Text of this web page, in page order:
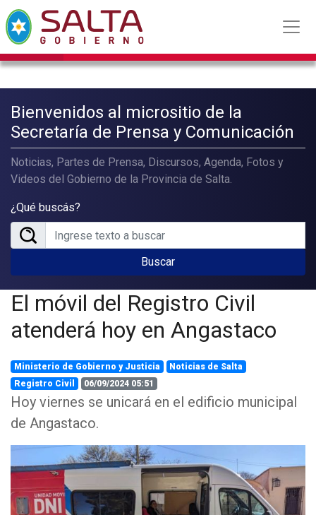
Bienvenidos al micrositio de la
Secretaría de Prensa y Comunicación
Noticias, Partes de Prensa, Discursos, Agenda, Fotos y
Videos del Gobierno de la Provincia de Salta.
¿Qué buscás?
Buscar
El móvil del Registro Civil
atenderá hoy en Angastaco
Ministerio de Gobierno y Justicia
Noticias de Salta
Registro Civil
06/09/2024 05:51
Hoy viernes se unicará en el edificio municipal
de Angastaco.